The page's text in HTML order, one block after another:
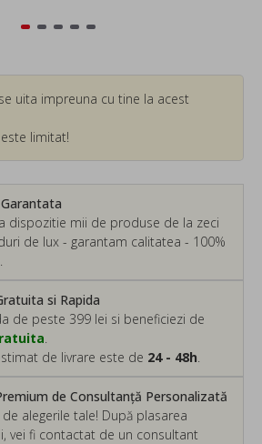
dispozitie mii de produse de la zeci
de lux - garantam calitatea - 100%
se uita impreuna cu tine la acest
limitat!
de Consultanță Personalizată
alegerile tale! După plasarea
vei fi contactat de un consultant
si Rapida
de peste 399 lei si beneficiezi de
de livrare este de 24 - 48h